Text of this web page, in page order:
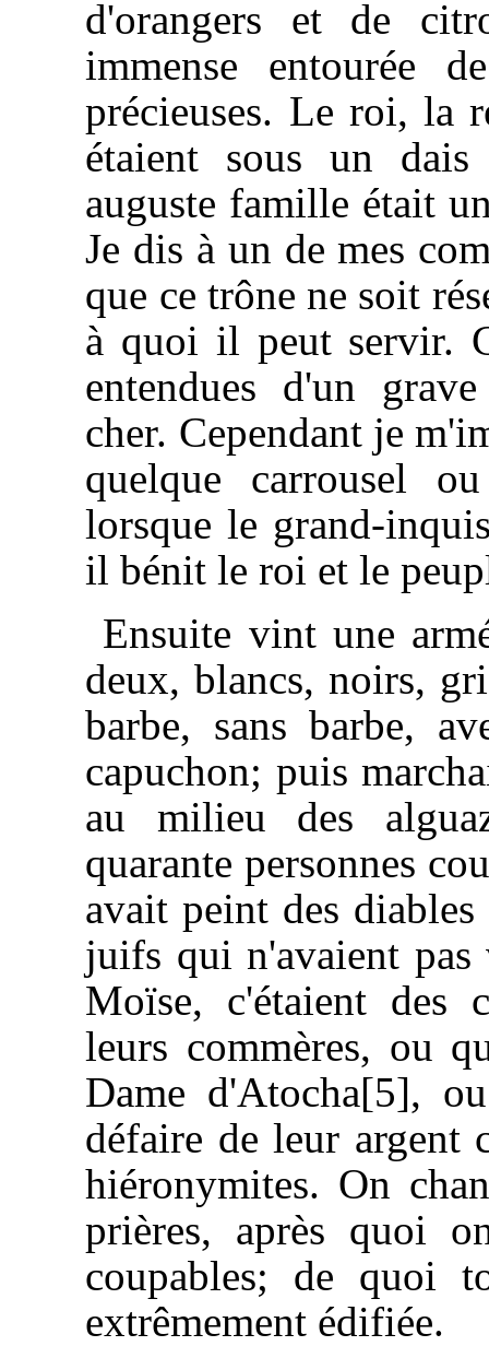
d'orangers et de
immense entourée
précieuses. Le roi, la
étaient sous un dais
auguste famille était
Je dis à un de mes
que ce trône ne soit
à quoi il peut servir.
entendues d'un
cher. Cependant je
quelque carrousel
lorsque le grand-
il bénit le roi et le
Ensuite vint une
deux, blancs, noirs,
barbe, sans barbe,
capuchon; puis
au milieu des
quarante personnes
avait peint des
juifs qui n'avaient pas
Moïse, c'étaient des
leurs commères, ou
Dame d'Atocha[5],
défaire de leur argent
hiéronymites. On
prières, après quoi
coupables; de quoi
extrêmement édifiée.